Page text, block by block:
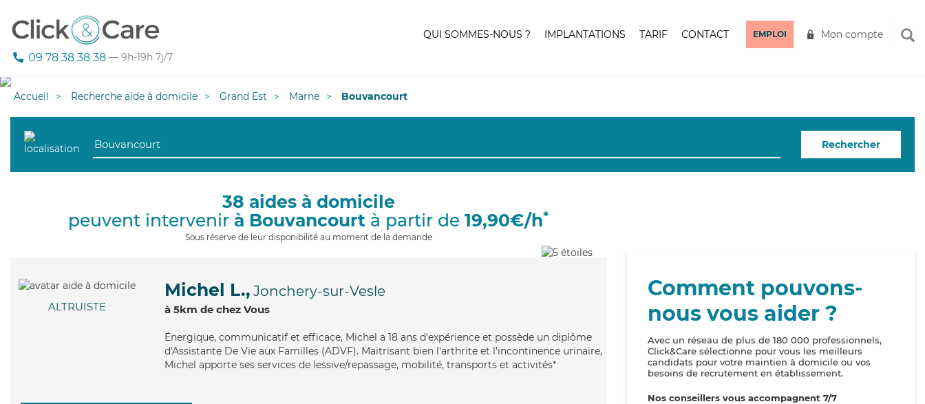
09 78 38 38 38 — 9h-19h 7j/7
QUI SOMMES-NOUS ? IMPLANTATIONS TARIF CONTACT EMPLOI Mon compte
Accueil Recherche aide à domicile Grand Est Marne Bouvancourt
Rechercher
38 aides à domicile
peuvent intervenir à Bouvancourt à partir de 19,90€/h*
Sous réserve de leur disponibilité au moment de la demande
ALTRUISTE
Michel L., Jonchery-sur-Vesle
à 5km de chez Vous
Énergique, communicatif et efficace, Michel a 18 ans d'expérience et possède un diplôme
d'Assistante De Vie aux Familles (ADVF). Maitrisant bien l'arthrite et l'incontinence urinaire,
Michel apporte ses services de lessive/repassage, mobilité, transports et activités*
Comment pouvons-
nous vous aider ?
Avec un réseau de plus de 180 000 professionnels,
Click&Care sélectionne pour vous les meilleurs
candidats pour votre maintien à domicile ou vos
besoins de recrutement en établissement.
Nos conseillers vous accompagnent 7/7